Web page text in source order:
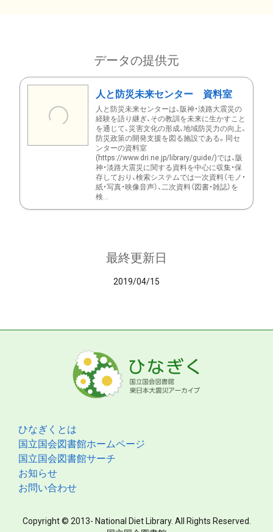
データの提供元
人と防災未来センター 資料室
人と防災未来センターは、阪神・淡路大震災の
経験を語り継ぎ、その教訓を未来に生かすこと
を通じて、災害文化の形成、地域防災力の向上、
防災政策の開発支援を図る施設である。同セ
ンターの資料室
(https://www.dri.ne.jp/library/guide/)では、阪
神・淡路大震災に関する資料を中心に収集・保
存しており、検索システムでは一次資料（モノ・
紙・写真・映像音声）、二次資料（図書・雑誌）を
検...
最終更新日
2019/04/15
ひなぎくとは
国立国会図書館ホームページ
国立国会図書館サーチ
お知らせ
お問い合わせ
Copyright © 2013- National Diet Library. All Rights Reserved.